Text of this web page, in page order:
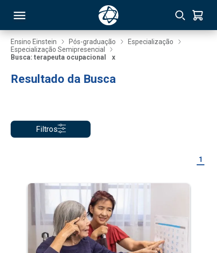
Ensino Einstein Pós-graduação
Especialização
Especialização Semipresencial
Busca: terapeuta ocupacional
x
Resultado da Busca
Filtros
1